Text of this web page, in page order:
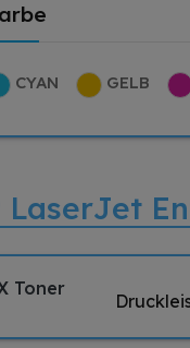
CYAN GELB
Toner